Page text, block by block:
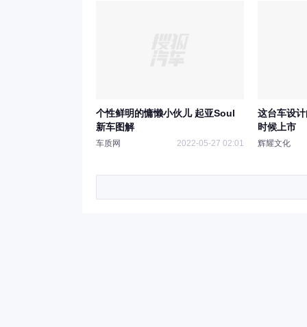
个性鲜明的慵懒小伙儿 起亚Soul
新车图解
车质网 2022-05-27 02:01
这台车设
时候上市
辉耀文化